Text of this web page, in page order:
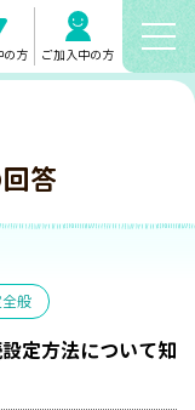
の方 ご加入中の方
答
般
定方法について知